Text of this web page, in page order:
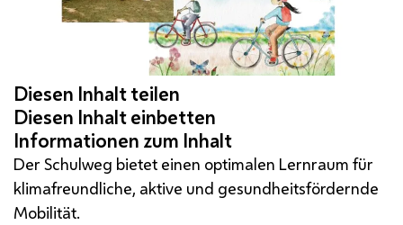
Der Schulweg bietet einen optimalen Lernraum für
klimafreundliche, aktive und gesundheitsfördernde
Mobilität.